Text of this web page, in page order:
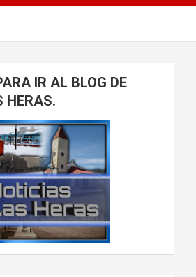
IR AL BLOG DE
HERAS.